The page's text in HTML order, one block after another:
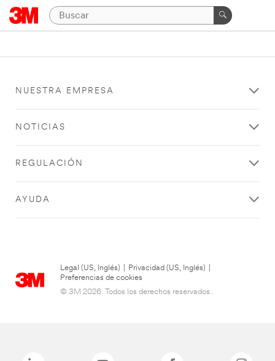
NUESTRA EMPRESA
NOTICIAS
REGULACIÓN
AYUDA
Legal (US, Inglés) Privacidad (US, Inglés)
Preferencias de cookies
© 3M 2026. Todos los derechos reservados..